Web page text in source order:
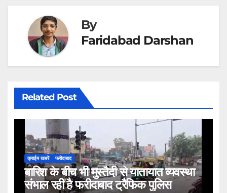
By
Faridabad Darshan
Related Post
क्राईम खबरें फरीदाबाद
बारिश के बीच भी मुस्तैदी से यातायात व्यवस्था
संभाल रही है फरीदाबाद ट्रैफिक पुलिस